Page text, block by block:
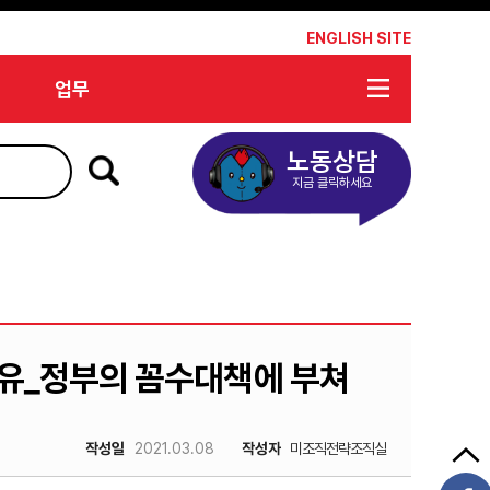
ENGLISH SITE
업무
노동상담
지금 클릭하세요
_정부의 꼼수대책에 부쳐
작성일 2021.03.08 작성자 미조직전략조직실